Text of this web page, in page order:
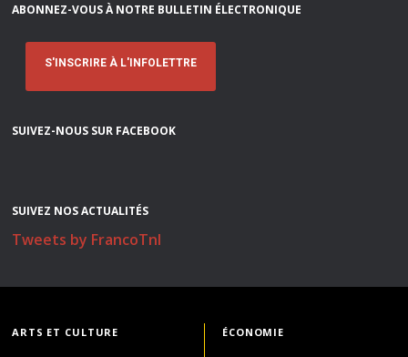
ABONNEZ-VOUS À NOTRE BULLETIN ÉLECTRONIQUE
S'INSCRIRE À L'INFOLETTRE
SUIVEZ-NOUS SUR FACEBOOK
SUIVEZ NOS ACTUALITÉS
Tweets by FrancoTnl
ARTS ET CULTURE ÉCONOMIE